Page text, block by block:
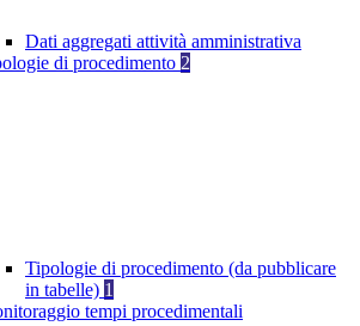
Dati aggregati attività amministrativa
di procedimento 2
Tipologie di procedimento (da pubblicare
in tabelle) 1
tempi procedimentali